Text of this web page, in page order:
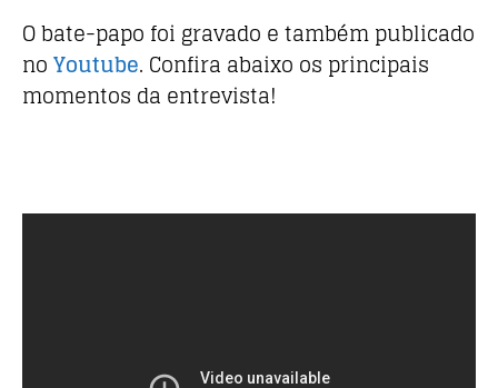
O bate-papo foi gravado e também publicado
noYoutube. Confira abaixo os principais
momentos da entrevista!